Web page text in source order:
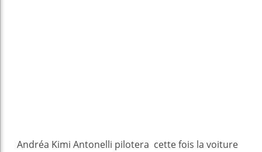
Andréa Kimi Antonelli pilotera cette fois la voiture